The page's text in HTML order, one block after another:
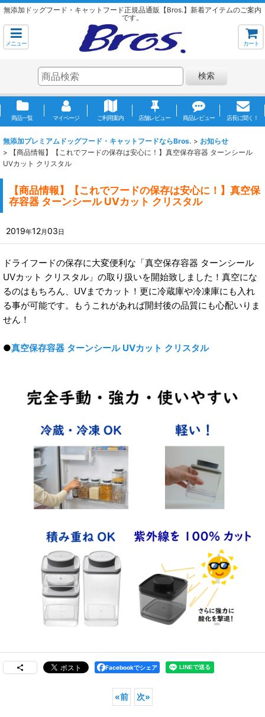
無添加ドッグフード・キャットフード正規品通販【Bros.】新着アイテムのご案内
です。
メニュー カート
検索
商品一覧 マイページ ご利用案内 店舗レビュー 商品レビュー 店長に聞く！
無添加プレミアムドッグフード・キャットフードならBros. > お知らせ
>
【商品情報】【これでフードの保存は安心に！】真空保存容器 ターンシール
UVカット クリスタル
【商品情報】【これでフードの保存は安心に！】真空保
存容器 ターンシール UVカット クリスタル
2019年12月 03 日
ドライフードの保存に大変便利な「真空保存容器 ターンシール
UVカット クリスタル」の取り扱いを開始致しました！真空にな
るのはもちろん、UVまでカット！更に冷蔵庫や冷凍庫にも入れ
る事が可能です。もうこれがあれば開封後の品質にも心配いりま
せん！
●真空保存容器 ターンシール UVカット クリスタル
Facebookでシェア
«前 次»